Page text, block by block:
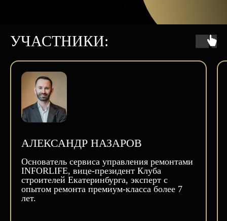
УЧАСТНИКИ:
АЛЕКСАНДР НАЗАРОВ
Основатель сервиса управления ремонтами
INFORLIFE, вице-президент Клуба
строителей Екатеринбурга, эксперт с
опытом ремонта премиум-класса более 7
лет.